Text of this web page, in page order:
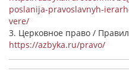
poslanija-pravoslavnyh-
vere/
3. Церковное право /
https://azbyka.ru/pravo/